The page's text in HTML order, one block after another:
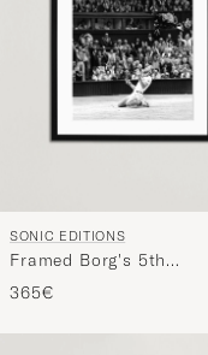
SONIC EDITIONS
Framed Borg's 5th
Wimbledon Title, 1980
365€